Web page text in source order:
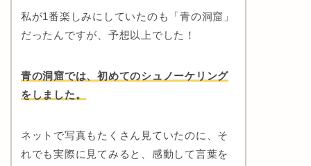
私が1番楽しみにしていたのも「青の洞窟」
だったんですが、予想以上でした！
青の洞窟では、初めてのシュノーケリング
をしました。
ネットで写真もたくさん見ていたのに、そ
れでも実際に見てみると、感動して言葉を